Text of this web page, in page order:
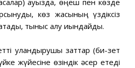
көз жасының үздіксіз
тыныс алу қиындайды.
уландырушы заттар (би-зет
жүйесіне өзіндік әсер етеді